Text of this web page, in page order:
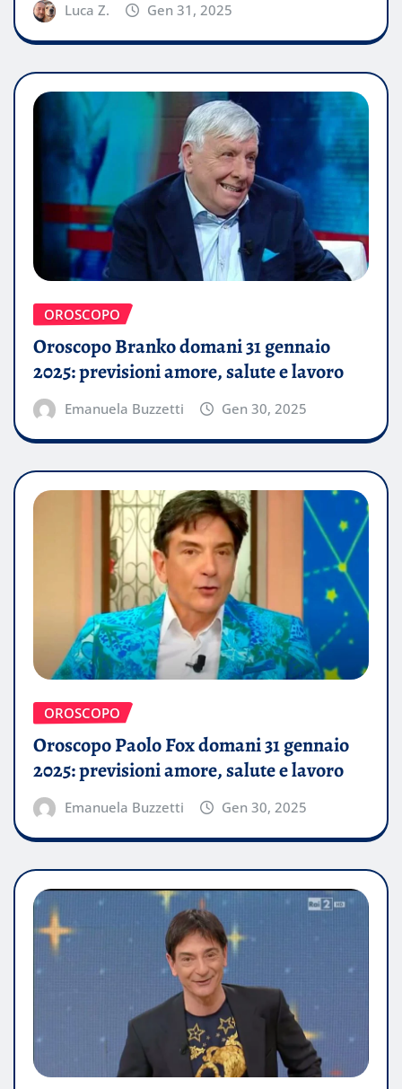
Luca Z. Gen 31, 2025
OROSCOPO
Oroscopo Branko domani 31 gennaio
2025: previsioni amore, salute e lavoro
Emanuela Buzzetti Gen 30, 2025
OROSCOPO
Oroscopo Paolo Fox domani 31 gennaio
2025: previsioni amore, salute e lavoro
Emanuela Buzzetti Gen 30, 2025